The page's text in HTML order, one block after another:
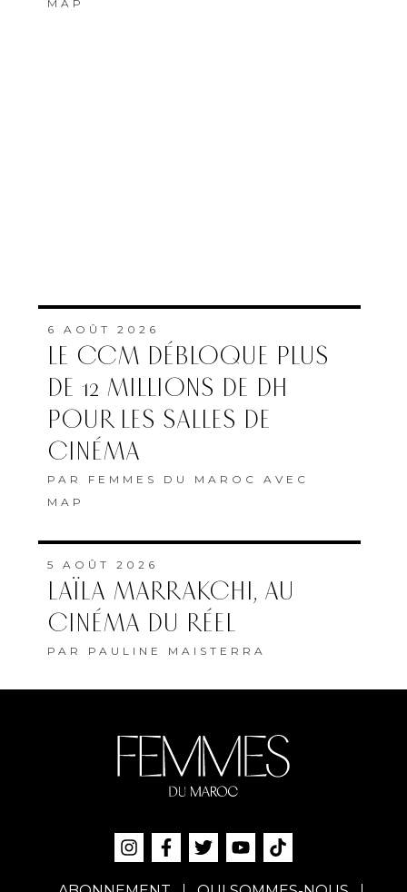
MAP
6 AOÛT 2026
LE CCM DÉBLOQUE PLUS
DE 12 MILLIONS DE DH
POUR LES SALLES DE
CINÉMA
PAR FEMMES DU MAROC AVEC
MAP
5 AOÛT 2026
LAÏLA MARRAKCHI, AU
CINÉMA DU RÉEL
PAR PAULINE MAISTERRA